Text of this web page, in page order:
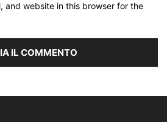
and website in this browser for the